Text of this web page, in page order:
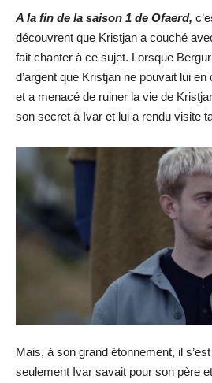
A la fin de la saison 1 de Ofaerd,
découvrent que Kristjan a couché
fait chanter à ce sujet. Lorsque
d’argent que Kristjan ne pouvait lui en
et a menacé de ruiner la vie de
son secret à Ivar et lui a rendu visite
Mais, à son grand étonnement, il
seulement Ivar savait pour son père